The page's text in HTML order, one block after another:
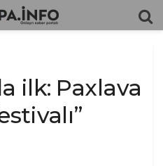
ilk: Paxlava